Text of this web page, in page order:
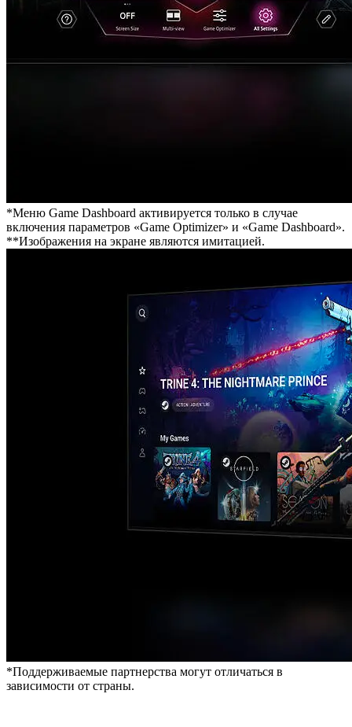
*Меню Game Dashboard активируется только в случае
включения параметров «Game Optimizer» и «Game Dashboard».
**Изображения на экране являются имитацией.
*Поддерживаемые партнерства могут отличаться в
зависимости от страны.